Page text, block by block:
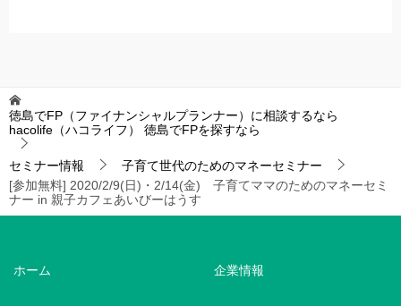
徳島でFP（ファイナンシャルプランナー）に相談するなら
hacolife（ハコライフ）
徳島でFPを探すなら
セミナー情報
子育て世代のためのマネーセミナー
[参加無料] 2020/2/9(日)・2/14(金) 子育てママのためのマネーセミ
ナー in 親子カフェあいびーはうす
ホーム 企業情報